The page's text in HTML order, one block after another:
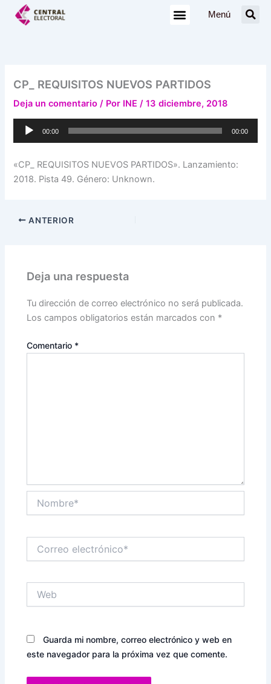
Menú
CP_ REQUISITOS NUEVOS PARTIDOS
Deja un comentario / Por INE/13 diciembre, 2018
Reproductor
00:00 00:00
«CP_ REQUISITOS NUEVOS PARTIDOS». Lanzamiento:
2018. Pista 49. Género: Unknown.
ANTERIOR
Deja una respuesta
Tu dirección de correo electrónico no será publicada.
Los campos obligatorios están marcados con *
Comentario *
electrónico*
Guarda mi nombre, correo electrónico y web en
este navegador para la próxima vez que comente.